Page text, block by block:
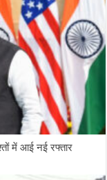
में आई नई रफ्तार